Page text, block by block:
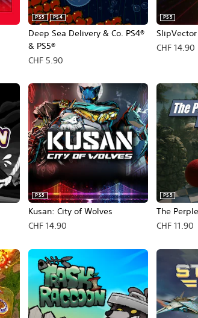
Deep Sea Delivery & Co. PS4®
& PS5®
PS5 PS4
CHF 5.90
SlipVector
PS5
CHF 14.90
Kusan: City of Wolves
PS5
CHF 14.90
The
PS5
CHF 11.90